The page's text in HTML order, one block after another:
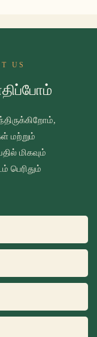
US
மற்றும்
மிகவும்
பெரிதும்